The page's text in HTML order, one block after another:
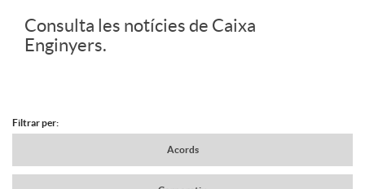
d
Consulta les notícies de Caixa
Enginyers.
N
Filtrar per:
Acords